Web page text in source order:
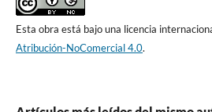
Esta obra está bajo una licencia
Atribución-NoComercial 4.0.